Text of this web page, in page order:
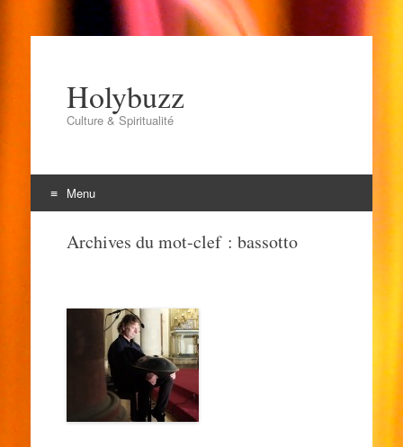
Holybuzz
Culture & Spiritualité
Menu
Archives du mot-clef : bassotto